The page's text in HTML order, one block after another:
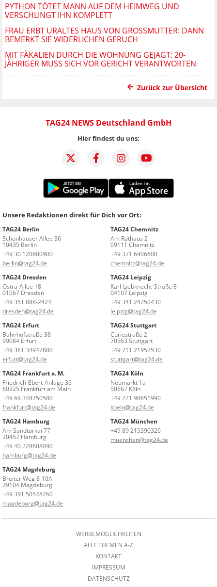
PYTHON TÖTET MANN AUF DEM HEIMWEG UND
VERSCHLINGT IHN KOMPLETT
FRAU ERBT URALTES HAUS VON GROSSMUTTER: DANN B
EMERKT SIE WIDERLICHEN GERUCH
MIT FÄKALIEN DURCH DIE WOHNUNG GEJAGT: 20-
JÄHRIGER MUSS SICH VOR GERICHT VERANTWORTEN
Zurück zur Übersicht
TAG24 NEWS Deutschland GmbH
Hier findest du uns:
Unsere Redaktionen direkt für Dich vor Ort:
TAG24 Berlin
Schönhauser Allee 36
10435 Berlin
+49 30 120880900
berlin@tag24.de
TAG24 Chemnitz
Am Rathaus 2
09111 Chemnitz
+49 371 6906600
chemnitz@tag24.de
TAG24 Dresden
Ostra-Allee 18
01067 Dresden
+49 351 888-2424
dresden@tag24.de
TAG24 Leipzig
Karl-Liebknecht-Straße 8
04107 Leipzig
+49 341 24250430
leipzig@tag24.de
TAG24 Erfurt
Bahnhofstraße 38
99084 Erfurt
+49 361 34947880
erfurt@tag24.de
TAG24 Stuttgart
Curiestraße 2
70563 Stuttgart
+49 711 21952530
stuttgart@tag24.de
TAG24 Frankfurt a. M.
Friedrich-Ebert-Anlage 36
60325 Frankfurt am Main
+49 69 348750580
frankfurt@tag24.de
TAG24 Köln
Neumarkt 1a
50667 Köln
+49 221 98651990
koeln@tag24.de
TAG24 Hamburg
Am Sandtorkai 77
20457 Hamburg
+49 40 228608090
hamburg@tag24.de
TAG24 München
+49 89 215390320
muenchen@tag24.de
TAG24 Magdeburg
Breiter Weg 8-10A
39104 Magdeburg
+49 391 50548260
magdeburg@tag24.de
WERBEMÖGLICHKEITEN
ALLE THEMEN A-Z
KONTAKT
IMPRESSUM
DATENSCHUTZ